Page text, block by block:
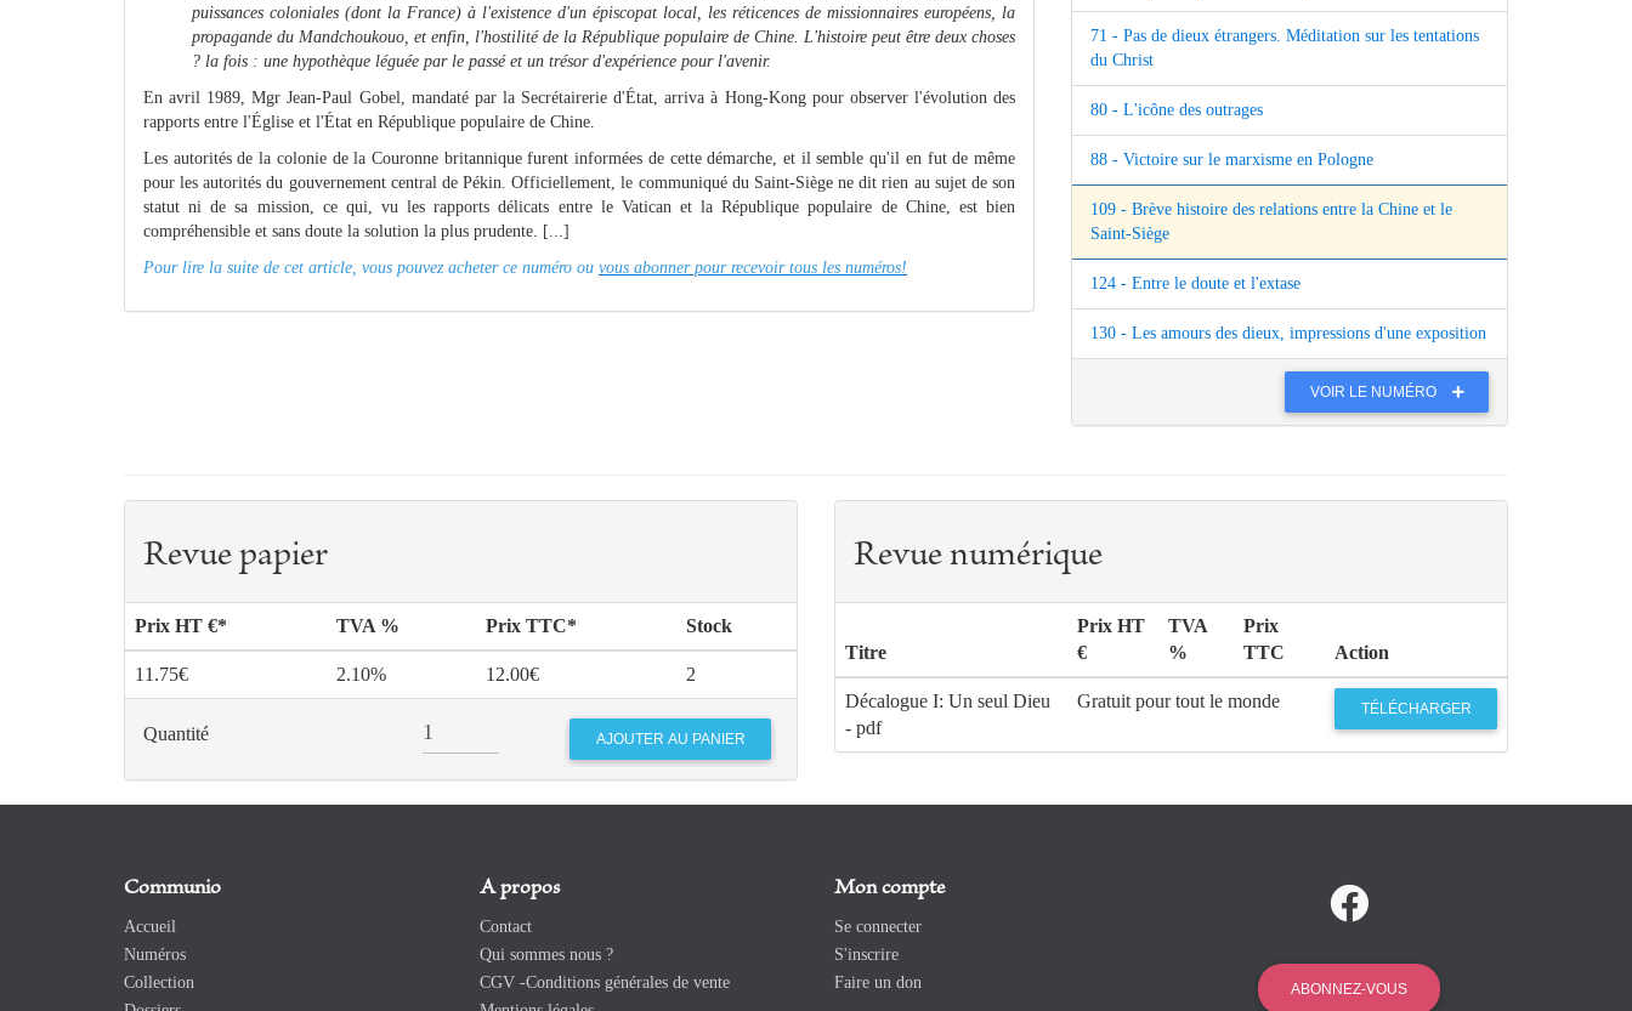
puissances coloniales (dont la France) à l'existence d'un épiscopat local, les réticences de missionnaires européens, la
propagande du Mandchoukouo, et enfin, l'hostilité de la République populaire de Chine. L'histoire peut être deux choses
? la fois : une hypothèque léguée par le passé et un trésor d'expérience pour l'avenir.
En avril 1989, Mgr Jean-Paul Gobel, mandaté par la Secrétairerie d'État, arriva à Hong-Kong pour observer l'évolution des
rapports entre l'Église et l'État en République populaire de Chine.
Les autorités de la colonie de la Couronne britannique furent informées de cette démarche, et il semble qu'il en fut de même
pour les autorités du gouvernement central de Pékin. Officiellement, le communiqué du Saint-Siège ne dit rien au sujet de son
statut ni de sa mission, ce qui, vu les rapports délicats entre le Vatican et la République populaire de Chine, est bien
compréhensible et sans doute la solution la plus prudente. [...]
Pour lire la suite de cet article, vous pouvez acheter ce numéro ou vous abonner pour recevoir tous les numéros!
71 - Pas de dieux étrangers. Méditation sur les tentations
du Christ
80 - L'icône des outrages
88 - Victoire sur le marxisme en Pologne
109 - Brève histoire des relations entre la Chine et le
Saint-Siège
124 - Entre le doute et l'extase
130 - Les amours des dieux, impressions d'une exposition
VOIR LE NUMÉRO
Revue papier
Prix HT €* TVA % Prix TTC* Stock
11.75€ 2.10% 12.00€ 2
Quantité
Revue numérique
Titre
Prix HT
€
TVA
%
Prix
TTC
Action
Décalogue I: Un seul Dieu
- pdf
Gratuit pour tout le monde TÉLÉCHARGER
Communio
Accueil
Numéros
Collection
A propos
Contact
Qui sommes nous ?
CGV -Conditions générales de vente
Mon compte
Se connecter
S'inscrire
Faire un don
ABONNEZ-VOUS